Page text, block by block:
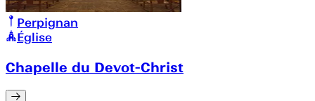
Perpignan
Église
Chapelle du Devot-Christ